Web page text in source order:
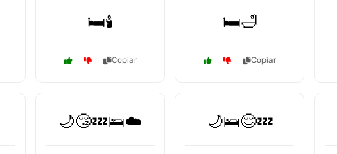
🛏️🕯️
Copiar
🛏️🛁
Copiar
🌙😴💤🛌☁️ 🌙🛌😌💤